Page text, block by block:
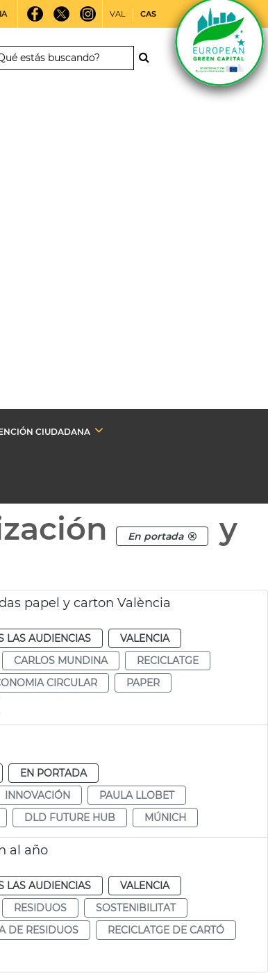
VAL CAS
CIUDADANA
En portada
y
papel y carton València
LAS AUDIENCIAS
VALENCIA
CARLOS MUNDINA
RECICLATGE
CIRCULAR
PAPER
EN PORTADA
INNOVACIÓN
PAULA LLOBET
DLD FUTURE HUB MÚNICH
al año
LAS AUDIENCIAS
VALENCIA
RESIDUOS
SOSTENIBILITAT
DE RESIDUOS
RECICLATGE DE CARTÓ